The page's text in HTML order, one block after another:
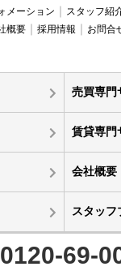
メーション スタッフ紹
概要 採用情報
お問合
売買専門
賃貸専門
会社概要
スタッフ
0120-69-